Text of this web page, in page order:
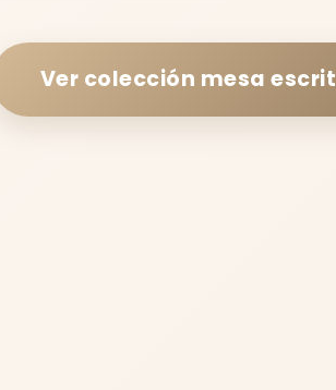
Ver colección mesa